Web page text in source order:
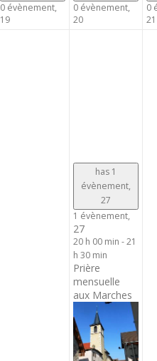
0 évènement,
19
0 évènement,
20
0
21
has 1
évènement,
27
1 évènement,
27
20 h 00 min -21
h 30 min
Prière
mensuelle
aux Marches